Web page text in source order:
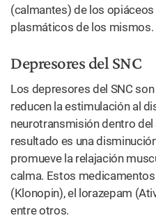
(calmantes) de los
plasmáticos de los mismos.
Depresores del SNC
Los depresores del SNC
reducen la estimulación al
neurotransmisión dentro
resultado es una
promueve la relajación
calma. Estos
(Klonopin), el lorazepam
entre otros.